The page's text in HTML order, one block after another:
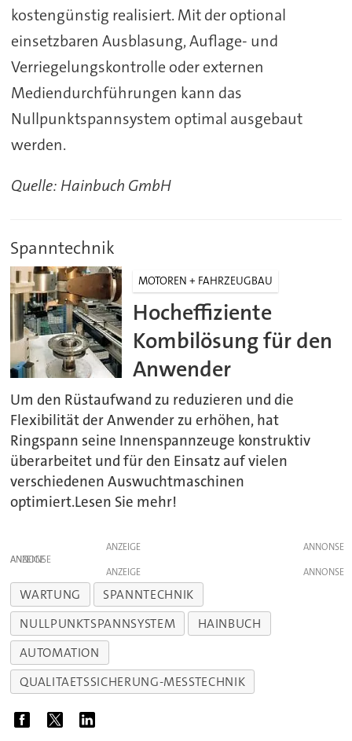
kostengünstig realisiert. Mit der optional
einsetzbaren Ausblasung, Auflage- und
Verriegelungskontrolle oder externen
Mediendurchführungen kann das
Nullpunktspannsystem optimal ausgebaut
werden.
Quelle: Hainbuch GmbH
Spanntechnik
MOTOREN + FAHRZEUGBAU
Hocheffiziente
Kombilösung für den
Anwender
Um den Rüstaufwand zu reduzieren und die
Flexibilität der Anwender zu erhöhen, hat
Ringspann seine Innenspannzeuge konstruktiv
überarbeitet und für den Einsatz auf vielen
verschiedenen Auswuchtmaschinen
optimiert.Lesen Sie mehr!
ANZEIGE
ANZEIGE
ANZEIGE
WARTUNG
SPANNTECHNIK
NULLPUNKTSPANNSYSTEM
HAINBUCH
AUTOMATION
QUALITAETSSICHERUNG-MESSTECHNIK